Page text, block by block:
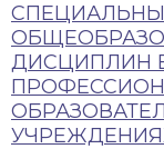
ДИСЦИПЛИН